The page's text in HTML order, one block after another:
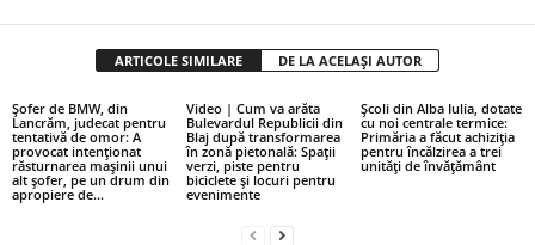
ARTICOLE SIMILARE DE LA ACELAȘI AUTOR
Șofer de BMW, din
Lancrăm, judecat pentru
tentativă de omor: A
provocat intenționat
răsturnarea mașinii unui
alt șofer, pe un drum din
apropiere de...
Video | Cum va arăta
Bulevardul Republicii din
Blaj după transformarea
în zonă pietonală: Spații
verzi, piste pentru
biciclete și locuri pentru
evenimente
Școli din Alba Iulia, dotate
cu noi centrale termice:
Primăria a făcut achiziția
pentru încălzirea a trei
unități de învățământ